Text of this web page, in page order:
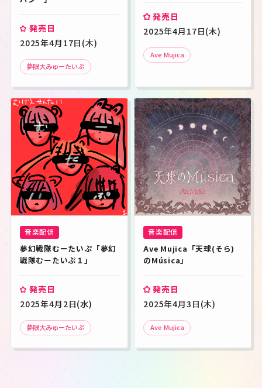
発売日
2025年4月17日(木)
夢限大みゅーたいぷ
発売日
2025年4月17日(木)
Ave Mujica
音楽配信
夢幻戦隊むーたいぷ「夢幻
戦隊むーたいぷ１」
発売日
2025年4月2日(水)
夢限大みゅーたいぷ
音楽配信
Ave Mujica「天球(そら)
のMúsica」
発売日
2025年4月3日(木)
Ave Mujica